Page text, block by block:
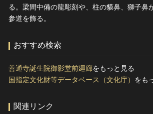
る。梁間中備の龍彫刻や、柱の貘鼻、獅子鼻
参道を飾る。
おすすめ検索
善通寺誕生院御影堂前廻廊をもっと見る
国指定文化財等データベース（文化庁） をも
関連リンク